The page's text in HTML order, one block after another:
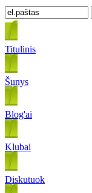
Titulinis
Šunys
Blog'ai
Klubai
Diskutuok